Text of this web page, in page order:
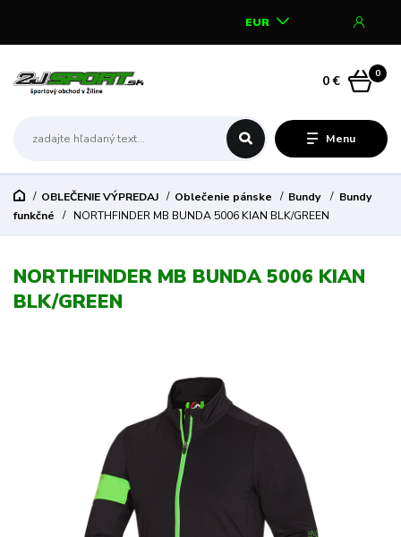
Menu
EUR
0
0 €
OBLEČENIE VÝPREDAJ Oblečenie pánske Bundy
Bundy
funkčné
NORTHFINDER MB BUNDA 5006 KIAN BLK/GREEN
NORTHFINDER MB BUNDA 5006 KIAN
BLK/GREEN